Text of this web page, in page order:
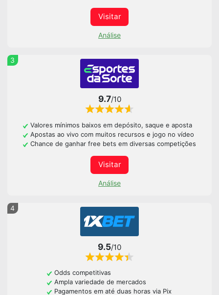
Visitar
Análise
3
9.7/10
Valores mínimos baixos em depósito, saque e aposta
Apostas ao vivo com muitos recursos e jogo no vídeo
Chance de ganhar free bets em diversas competições
Visitar
Análise
4
9.5/10
Odds competitivas
Ampla variedade de mercados
Pagamentos em até duas horas via Pix